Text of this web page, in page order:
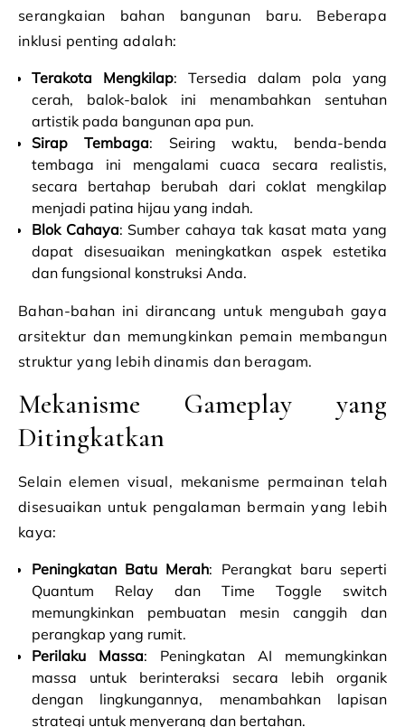
serangkaian bahan bangunan baru. Beberapa
inklusi penting adalah:
Terakota Mengkilap: Tersedia dalam pola yang
cerah, balok-balok ini menambahkan sentuhan
artistik pada bangunan apa pun.
Sirap Tembaga: Seiring waktu, benda-benda
tembaga ini mengalami cuaca secara realistis,
secara bertahap berubah dari coklat mengkilap
menjadi patina hijau yang indah.
Blok Cahaya: Sumber cahaya tak kasat mata yang
dapat disesuaikan meningkatkan aspek estetika
dan fungsional konstruksi Anda.
Bahan-bahan ini dirancang untuk mengubah gaya
arsitektur dan memungkinkan pemain membangun
struktur yang lebih dinamis dan beragam.
Mekanisme Gameplay yang
Ditingkatkan
Selain elemen visual, mekanisme permainan telah
disesuaikan untuk pengalaman bermain yang lebih
kaya:
Peningkatan Batu Merah: Perangkat baru seperti
Quantum Relay dan Time Toggle switch
memungkinkan pembuatan mesin canggih dan
perangkap yang rumit.
Perilaku Massa: Peningkatan AI memungkinkan
massa untuk berinteraksi secara lebih organik
dengan lingkungannya, menambahkan lapisan
strategi untuk menyerang dan bertahan.